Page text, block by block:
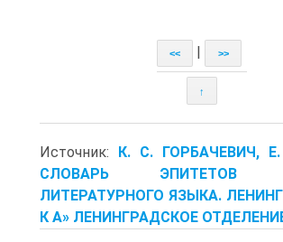
<< >>
↑
Источник: К. С. ГОРБАЧЕВИЧ,
СЛОВАРЬ ЭПИТЕТОВ
ЛИТЕРАТУРНОГО ЯЗЫКА.
К А» ЛЕНИНГРАДСКОЕ ОТДЕЛЕНИЕ